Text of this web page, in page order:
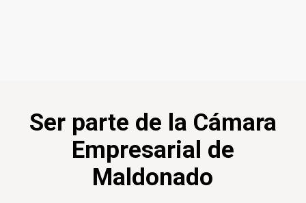
Ser parte de la Cámara
Empresarial de
Maldonado